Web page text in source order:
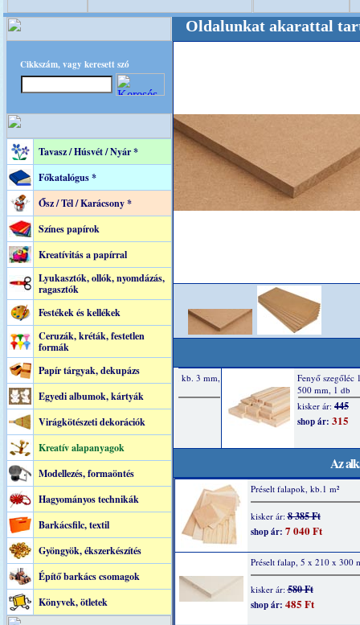
Cikkszám, vagy keresett szó
Tavasz / Húsvét / Nyár *
Főkatalógus *
Ősz / Tél / Karácsony *
Színes papírok
Kreatívitás a papírral
Lyukasztók, ollók, nyomdázás,
ragasztók
Festékek és kellékek
Ceruzák, kréták, festetlen
formák
Papír tárgyak, dekupázs
Egyedi albumok, kártyák
Virágkötészeti dekorációk
Kreatív alapanyagok
Modellezés, formaöntés
Hagyományos technikák
Barkácsfilc, textil
Gyöngyök, ékszerkészítés
Építő barkács csomagok
Könyvek, ötletek
+++++++ Oldalunkat akarattal tartjuk
Az
Préselt falapok, kb.1 m²
kisker ár:8 385 Ft
shop ár: 7 040 Ft
Préselt falap, 5 x 210 x 300
kisker ár:580 Ft
shop ár: 485 Ft